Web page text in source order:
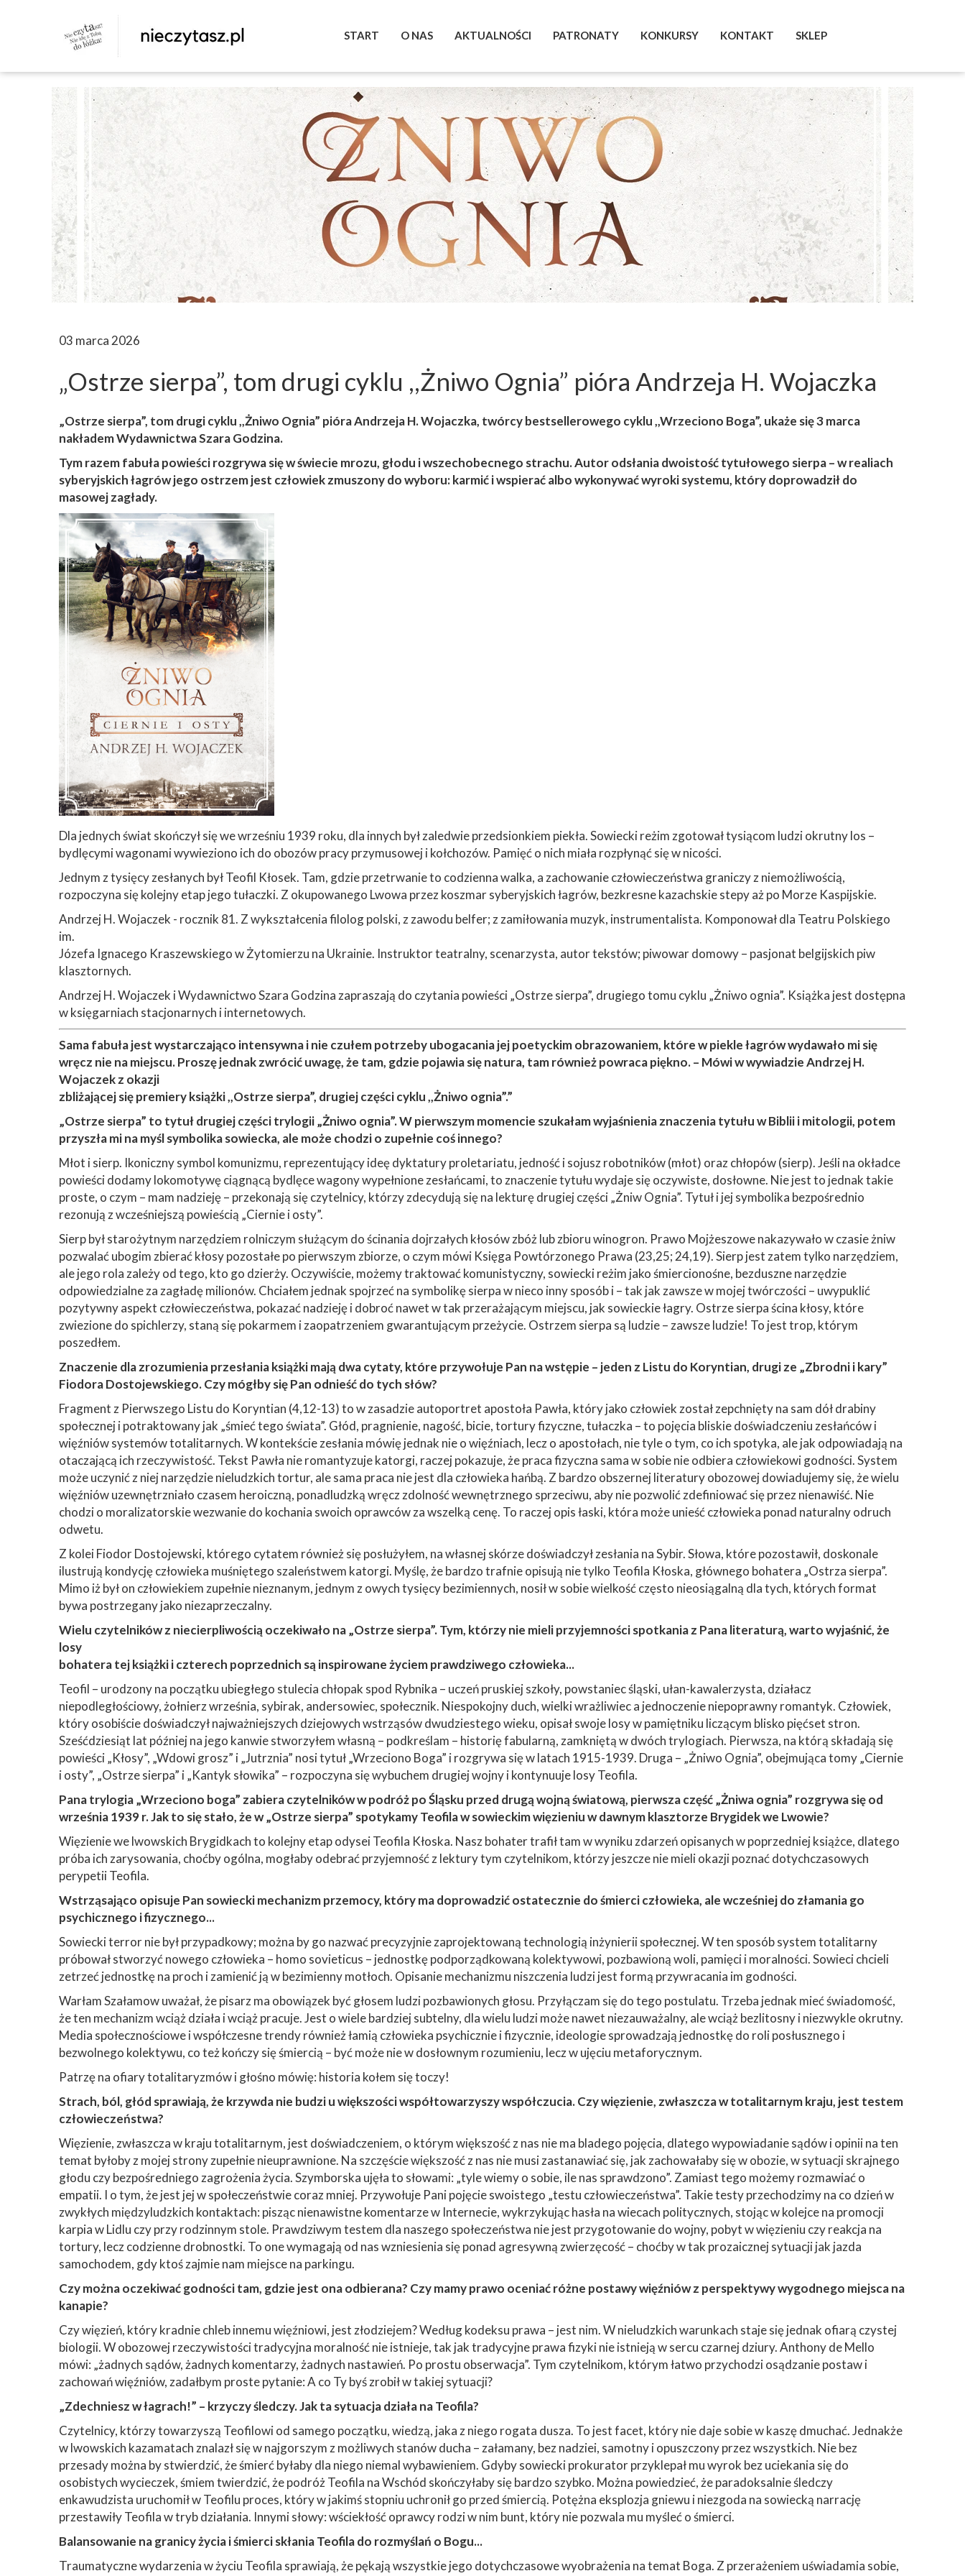
START O NAS
WYSTAWA
ZRZUTKA
POMAGAM
AKTUALNOŚCI PATRONATY KONKURSY KONTAKT
INSTAGRAM
TWITTER
SKLEP
03 marca 2026
„Ostrze sierpa”, tom drugi cyklu ,,Żniwo Ognia” pióra Andrzeja H. Wojaczka
„Ostrze sierpa”, tom drugi cyklu ,,Żniwo Ognia” pióra Andrzeja H. Wojaczka, twórcy bestsellerowego cyklu ,,Wrzeciono Boga”, ukaże się 3 marca
nakładem Wydawnictwa Szara Godzina.
Tym razem fabuła powieści rozgrywa się w świecie mrozu, głodu i wszechobecnego strachu. Autor odsłania dwoistość tytułowego sierpa – w realiach
syberyjskich łagrów jego ostrzem jest człowiek zmuszony do wyboru: karmić i wspierać albo wykonywać wyroki systemu, który doprowadził do
masowej zagłady.
Dla jednych świat skończył się we wrześniu 1939 roku, dla innych był zaledwie przedsionkiem piekła. Sowiecki reżim zgotował tysiącom ludzi okrutny los –
bydlęcymi wagonami wywieziono ich do obozów pracy przymusowej i kołchozów. Pamięć o nich miała rozpłynąć się w nicości.
Jednym z tysięcy zesłanych był Teofil Kłosek. Tam, gdzie przetrwanie to codzienna walka, a zachowanie człowieczeństwa graniczy z niemożliwością,
rozpoczyna się kolejny etap jego tułaczki. Z okupowanego Lwowa przez koszmar syberyjskich łagrów, bezkresne kazachskie stepy aż po Morze Kaspijskie.
Andrzej H. Wojaczek - rocznik 81. Z wykształcenia filolog polski, z zawodu belfer; z zamiłowania muzyk, instrumentalista. Komponował dla Teatru Polskiego
im.
Józefa Ignacego Kraszewskiego w Żytomierzu na Ukrainie. Instruktor teatralny, scenarzysta, autor tekstów; piwowar domowy – pasjonat belgijskich piw
klasztornych.
Andrzej H. Wojaczek i Wydawnictwo Szara Godzina zapraszają do czytania powieści „Ostrze sierpa”, drugiego tomu cyklu „Żniwo ognia”. Książka jest dostępna
w księgarniach stacjonarnych i internetowych.
Sama fabuła jest wystarczająco intensywna i nie czułem potrzeby ubogacania jej poetyckim obrazowaniem, które w piekle łagrów wydawało mi się
wręcz nie na miejscu. Proszę jednak zwrócić uwagę, że tam, gdzie pojawia się natura, tam również powraca piękno. – Mówi w wywiadzie Andrzej H.
Wojaczek z okazji
zbliżającej się premiery książki ,,Ostrze sierpa”, drugiej części cyklu ,,Żniwo ognia”.”
„Ostrze sierpa” to tytuł drugiej części trylogii „Żniwo ognia”. W pierwszym momencie szukałam wyjaśnienia znaczenia tytułu w Biblii i mitologii, potem
przyszła mi na myśl symbolika sowiecka, ale może chodzi o zupełnie coś innego?
Młot i sierp. Ikoniczny symbol komunizmu, reprezentujący ideę dyktatury proletariatu, jedność i sojusz robotników (młot) oraz chłopów (sierp). Jeśli na okładce
powieści dodamy lokomotywę ciągnącą bydlęce wagony wypełnione zesłańcami, to znaczenie tytułu wydaje się oczywiste, dosłowne. Nie jest to jednak takie
proste, o czym – mam nadzieję – przekonają się czytelnicy, którzy zdecydują się na lekturę drugiej części „Żniw Ognia”. Tytuł i jej symbolika bezpośrednio
rezonują z wcześniejszą powieścią „Ciernie i osty”.
Sierp był starożytnym narzędziem rolniczym służącym do ścinania dojrzałych kłosów zbóż lub zbioru winogron. Prawo Mojżeszowe nakazywało w czasie żniw
pozwalać ubogim zbierać kłosy pozostałe po pierwszym zbiorze, o czym mówi Księga Powtórzonego Prawa (23,25; 24,19). Sierp jest zatem tylko narzędziem,
ale jego rola zależy od tego, kto go dzierży. Oczywiście, możemy traktować komunistyczny, sowiecki reżim jako śmiercionośne, bezduszne narzędzie
odpowiedzialne za zagładę milionów. Chciałem jednak spojrzeć na symbolikę sierpa w nieco inny sposób i – tak jak zawsze w mojej twórczości – uwypuklić
pozytywny aspekt człowieczeństwa, pokazać nadzieję i dobroć nawet w tak przerażającym miejscu, jak sowieckie łagry. Ostrze sierpa ścina kłosy, które
zwiezione do spichlerzy, staną się pokarmem i zaopatrzeniem gwarantującym przeżycie. Ostrzem sierpa są ludzie – zawsze ludzie! To jest trop, którym
poszedłem.
Znaczenie dla zrozumienia przesłania książki mają dwa cytaty, które przywołuje Pan na wstępie – jeden z Listu do Koryntian, drugi ze „Zbrodni i kary”
Fiodora Dostojewskiego. Czy mógłby się Pan odnieść do tych słów?
Fragment z Pierwszego Listu do Koryntian (4,12-13) to w zasadzie autoportret apostoła Pawła, który jako człowiek został zepchnięty na sam dół drabiny
społecznej i potraktowany jak „śmieć tego świata”. Głód, pragnienie, nagość, bicie, tortury fizyczne, tułaczka – to pojęcia bliskie doświadczeniu zesłańców i
więźniów systemów totalitarnych. W kontekście zesłania mówię jednak nie o więźniach, lecz o apostołach, nie tyle o tym, co ich spotyka, ale jak odpowiadają na
otaczającą ich rzeczywistość. Tekst Pawła nie romantyzuje katorgi, raczej pokazuje, że praca fizyczna sama w sobie nie odbiera człowiekowi godności. System
może uczynić z niej narzędzie nieludzkich tortur, ale sama praca nie jest dla człowieka hańbą. Z bardzo obszernej literatury obozowej dowiadujemy się, że wielu
więźniów uzewnętrzniało czasem heroiczną, ponadludzką wręcz zdolność wewnętrznego sprzeciwu, aby nie pozwolić zdefiniować się przez nienawiść. Nie
chodzi o moralizatorskie wezwanie do kochania swoich oprawców za wszelką cenę. To raczej opis łaski, która może unieść człowieka ponad naturalny odruch
odwetu.
Z kolei Fiodor Dostojewski, którego cytatem również się posłużyłem, na własnej skórze doświadczył zesłania na Sybir. Słowa, które pozostawił, doskonale
ilustrują kondycję człowieka muśniętego szaleństwem katorgi. Myślę, że bardzo trafnie opisują nie tylko Teofila Kłoska, głównego bohatera „Ostrza sierpa”.
Mimo iż był on człowiekiem zupełnie nieznanym, jednym z owych tysięcy bezimiennych, nosił w sobie wielkość często nieosiągalną dla tych, których format
bywa postrzegany jako niezaprzeczalny.
Wielu czytelników z niecierpliwością oczekiwało na „Ostrze sierpa”. Tym, którzy nie mieli przyjemności spotkania z Pana literaturą, warto wyjaśnić, że
losy
bohatera tej książki i czterech poprzednich są inspirowane życiem prawdziwego człowieka...
Teofil – urodzony na początku ubiegłego stulecia chłopak spod Rybnika – uczeń pruskiej szkoły, powstaniec śląski, ułan-kawalerzysta, działacz
niepodległościowy, żołnierz września, sybirak, andersowiec, społecznik. Niespokojny duch, wielki wrażliwiec a jednoczenie niepoprawny romantyk. Człowiek,
który osobiście doświadczył najważniejszych dziejowych wstrząsów dwudziestego wieku, opisał swoje losy w pamiętniku liczącym blisko pięćset stron.
Sześćdziesiąt lat później na jego kanwie stworzyłem własną – podkreślam – historię fabularną, zamkniętą w dwóch trylogiach. Pierwsza, na którą składają się
powieści „Kłosy”, „Wdowi grosz” i „Jutrznia” nosi tytuł „Wrzeciono Boga” i rozgrywa się w latach 1915-1939. Druga – „Żniwo Ognia”, obejmująca tomy „Ciernie
i osty”, „Ostrze sierpa” i „Kantyk słowika” – rozpoczyna się wybuchem drugiej wojny i kontynuuje losy Teofila.
Pana trylogia „Wrzeciono boga” zabiera czytelników w podróż po Śląsku przed drugą wojną światową, pierwsza część „Żniwa ognia” rozgrywa się od
września 1939 r. Jak to się stało, że w „Ostrze sierpa” spotykamy Teofila w sowieckim więzieniu w dawnym klasztorze Brygidek we Lwowie?
Więzienie we lwowskich Brygidkach to kolejny etap odysei Teofila Kłoska. Nasz bohater trafił tam w wyniku zdarzeń opisanych w poprzedniej książce, dlatego
próba ich zarysowania, choćby ogólna, mogłaby odebrać przyjemność z lektury tym czytelnikom, którzy jeszcze nie mieli okazji poznać dotychczasowych
perypetii Teofila.
Wstrząsająco opisuje Pan sowiecki mechanizm przemocy, który ma doprowadzić ostatecznie do śmierci człowieka, ale wcześniej do złamania go
psychicznego i fizycznego...
Sowiecki terror nie był przypadkowy; można by go nazwać precyzyjnie zaprojektowaną technologią inżynierii społecznej. W ten sposób system totalitarny
próbował stworzyć nowego człowieka – homo sovieticus – jednostkę podporządkowaną kolektywowi, pozbawioną woli, pamięci i moralności. Sowieci chcieli
zetrzeć jednostkę na proch i zamienić ją w bezimienny motłoch. Opisanie mechanizmu niszczenia ludzi jest formą przywracania im godności.
Warłam Szałamow uważał, że pisarz ma obowiązek być głosem ludzi pozbawionych głosu. Przyłączam się do tego postulatu. Trzeba jednak mieć świadomość,
że ten mechanizm wciąż działa i wciąż pracuje. Jest o wiele bardziej subtelny, dla wielu ludzi może nawet niezauważalny, ale wciąż bezlitosny i niezwykle okrutny.
Media społecznościowe i współczesne trendy również łamią człowieka psychicznie i fizycznie, ideologie sprowadzają jednostkę do roli posłusznego i
bezwolnego kolektywu, co też kończy się śmiercią – być może nie w dosłownym rozumieniu, lecz w ujęciu metaforycznym.
Patrzę na ofiary totalitaryzmów i głośno mówię: historia kołem się toczy!
Strach, ból, głód sprawiają, że krzywda nie budzi u większości współtowarzyszy współczucia. Czy więzienie, zwłaszcza w totalitarnym kraju, jest testem
człowieczeństwa?
Więzienie, zwłaszcza w kraju totalitarnym, jest doświadczeniem, o którym większość z nas nie ma bladego pojęcia, dlatego wypowiadanie sądów i opinii na ten
temat byłoby z mojej strony zupełnie nieuprawnione. Na szczęście większość z nas nie musi zastanawiać się, jak zachowałaby się w obozie, w sytuacji skrajnego
głodu czy bezpośredniego zagrożenia życia. Szymborska ujęła to słowami: „tyle wiemy o sobie, ile nas sprawdzono”. Zamiast tego możemy rozmawiać o
empatii. I o tym, że jest jej w społeczeństwie coraz mniej. Przywołuje Pani pojęcie swoistego „testu człowieczeństwa”. Takie testy przechodzimy na co dzień w
zwykłych międzyludzkich kontaktach: pisząc nienawistne komentarze w Internecie, wykrzykując hasła na wiecach politycznych, stojąc w kolejce na promocji
karpia w Lidlu czy przy rodzinnym stole. Prawdziwym testem dla naszego społeczeństwa nie jest przygotowanie do wojny, pobyt w więzieniu czy reakcja na
tortury, lecz codzienne drobnostki. To one wymagają od nas wzniesienia się ponad agresywną zwierzęcość – choćby w tak prozaicznej sytuacji jak jazda
samochodem, gdy ktoś zajmie nam miejsce na parkingu.
Czy można oczekiwać godności tam, gdzie jest ona odbierana? Czy mamy prawo oceniać różne postawy więźniów z perspektywy wygodnego miejsca na
kanapie?
Czy więzień, który kradnie chleb innemu więźniowi, jest złodziejem? Według kodeksu prawa – jest nim. W nieludzkich warunkach staje się jednak ofiarą czystej
biologii. W obozowej rzeczywistości tradycyjna moralność nie istnieje, tak jak tradycyjne prawa fizyki nie istnieją w sercu czarnej dziury. Anthony de Mello
mówi: „żadnych sądów, żadnych komentarzy, żadnych nastawień. Po prostu obserwacja”. Tym czytelnikom, którym łatwo przychodzi osądzanie postaw i
zachowań więźniów, zadałbym proste pytanie: A co Ty byś zrobił w takiej sytuacji?
„Zdechniesz w łagrach!” – krzyczy śledczy. Jak ta sytuacja działa na Teofila?
Czytelnicy, którzy towarzyszą Teofilowi od samego początku, wiedzą, jaka z niego rogata dusza. To jest facet, który nie daje sobie w kaszę dmuchać. Jednakże
w lwowskich kazamatach znalazł się w najgorszym z możliwych stanów ducha – załamany, bez nadziei, samotny i opuszczony przez wszystkich. Nie bez
przesady można by stwierdzić, że śmierć byłaby dla niego niemal wybawieniem. Gdyby sowiecki prokurator przyklepał mu wyrok bez uciekania się do
osobistych wycieczek, śmiem twierdzić, że podróż Teofila na Wschód skończyłaby się bardzo szybko. Można powiedzieć, że paradoksalnie śledczy
enkawudzista uruchomił w Teofilu proces, który w jakimś stopniu uchronił go przed śmiercią. Potężna eksplozja gniewu i niezgoda na sowiecką narrację
przestawiły Teofila w tryb działania. Innymi słowy: wściekłość oprawcy rodzi w nim bunt, który nie pozwala mu myśleć o śmierci.
Balansowanie na granicy życia i śmierci skłania Teofila do rozmyślań o Bogu...
Traumatyczne wydarzenia w życiu Teofila sprawiają, że pękają wszystkie jego dotychczasowe wyobrażenia na temat Boga. Z przerażeniem uświadamia sobie,